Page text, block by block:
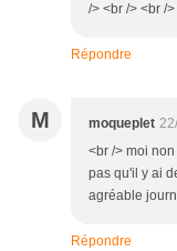
/> <br /> <br />
Répondre
M moqueplet
<br /> moi
pas qu'il y ai
agréable
Répondre